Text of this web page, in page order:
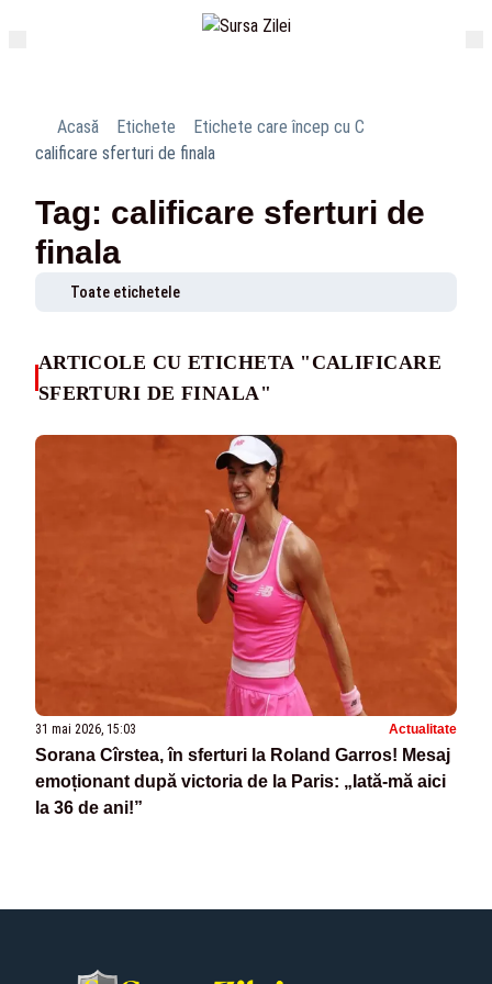
Acasă Etichete
Etichete care încep cu C
calificare sferturi de finala
Tag: calificare sferturi de
finala
Toate etichetele
ARTICOLE CU ETICHETA "CALIFICARE
SFERTURI DE FINALA"
31 mai 2026, 15:03 Actualitate
Sorana Cîrstea, în sferturi la Roland Garros! Mesaj
emoționant după victoria de la Paris: „Iată-mă aici
la 36 de ani!”